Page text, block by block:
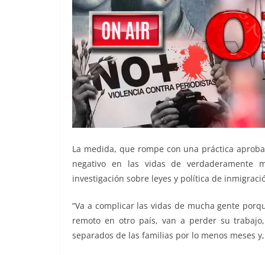
La medida, que rompe con una práctica
negativo en las vidas de verdaderamente
investigación sobre leyes y política de
“Va a complicar las vidas de mucha gente
remoto en otro país, van a perder su
separados de las familias por lo menos meses